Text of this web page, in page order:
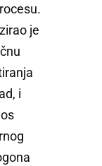
je
i